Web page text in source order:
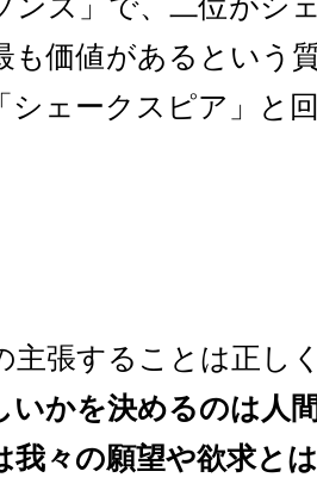
も価値があるという
シェークスピア」と
主張することは正し
いかを決めるのは人
我々の願望や欲求と